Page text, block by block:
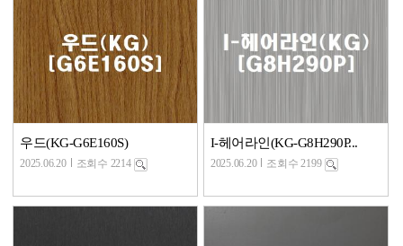
우드(KG-G6E160S)
2025.06.20 조회수 2214
I-헤어라인(KG-G8H290P...
2025.06.20 조회수 2199